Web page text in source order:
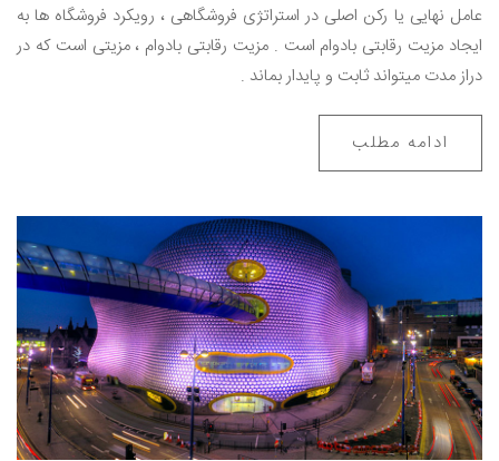
عامل نهایی یا رکن اصلی در استراتژی فروشگاهی ، رویکرد فروشگاه ها به
ایجاد مزیت رقابتی بادوام است . مزیت رقابتی بادوام ، مزیتی است که در
دراز مدت میتواند ثابت و پایدار بماند .
ادامه مطلب